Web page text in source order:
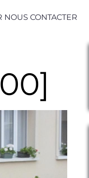
NOUS CONTACTER